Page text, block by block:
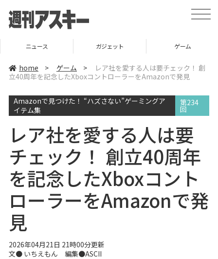
t
o
a
v
o
ニュース ガジェット ゲーム
home > ゲーム >
レア社を愛する人は要チェック！ 創
立40周年を記念したXboxコントローラーをAmazonで発見
Amazonで見つけた！ “ハズさない”ゲーミングア
イテム集
第234
回
レア社を愛する人は要
チェック！ 創立40周年
を記念したXboxコント
ローラーをAmazonで発
見
2026年04月21日 21時00分更新
文● いちえもん 編集●ASCII